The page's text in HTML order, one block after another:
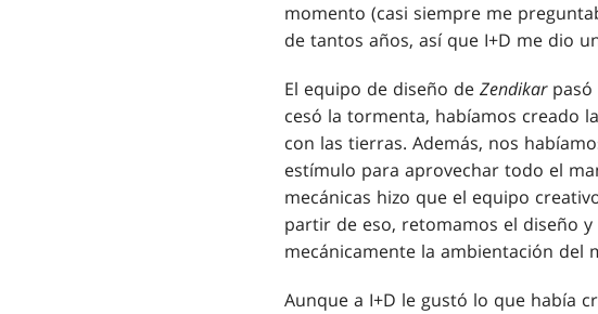
momento (casi siempre me
de tantos años, así que I+D me dio
El equipo de diseño de Zendikarpasó
cesó la tormenta, habíamos creado
con las tierras. Además, nos
estímulo para aprovechar todo el
mecánicas hizo que el equipo
partir de eso, retomamos el diseño
mecánicamente la ambientación del
Aunque a I+D le gustó lo que había